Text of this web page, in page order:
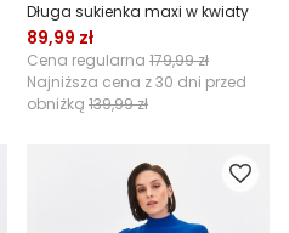
Długa sukienka maxi w kwiaty
89,99 zł
Cena regularna 179,99 zł
Najniższa cena z 30 dni przed
obniżką 139,99 zł